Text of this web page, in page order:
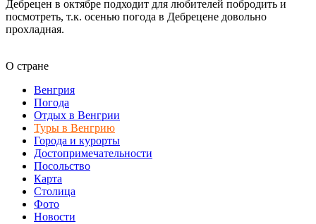
Дебрецен в октябре подходит для любителей побродить и
посмотреть, т.к. осенью погода в Дебрецене довольно
прохладная.
О стране
Венгрия
Погода
Отдых в Венгрии
Туры в Венгрию
Города и курорты
Достопримечательности
Посольство
Карта
Столица
Фото
Новости